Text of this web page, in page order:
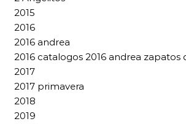
2015
2016
2016 andrea
2016 catalogos 2016 andrea zapatos
2017
2017 primavera
2018
2019